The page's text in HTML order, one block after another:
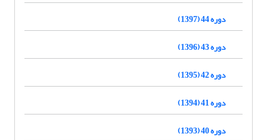
دوره 44 (1397)
دوره 43 (1396)
دوره 42 (1395)
دوره 41 (1394)
دوره 40 (1393)